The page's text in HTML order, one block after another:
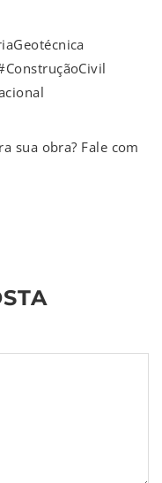
sua obra? Fale com